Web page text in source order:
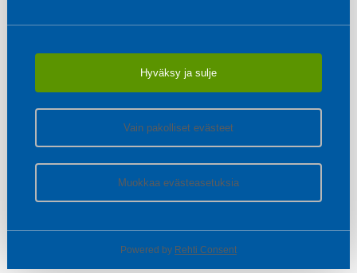
Hyväksy ja sulje
Vain pakolliset evästeet
Muokkaa evästeasetuksia
Powered by Rehti Consent